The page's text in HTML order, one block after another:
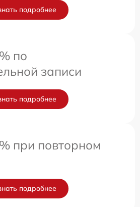
подробнее
по
записи
подробнее
при повторном
подробнее